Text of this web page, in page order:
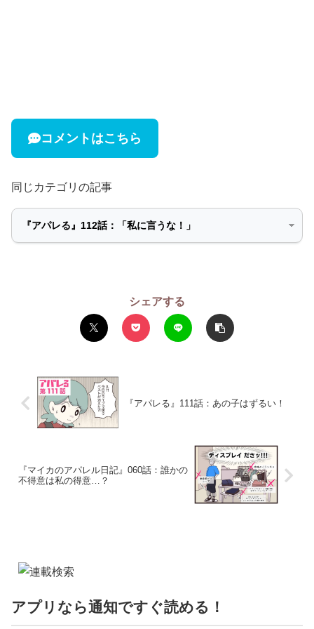
コメントはこちら
同じカテゴリの記事
シェアする
『アパレる』111話：あの子はずるい！
『マイカのアパレル日記』060話：誰かの
不得意は私の得意…？
アプリなら通知ですぐ読める！